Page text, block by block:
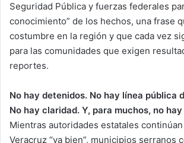
Seguridad Pública y fuerzas federales
conocimiento” de los hechos, una frase
costumbre en la región y que cada vez
para las comunidades que exigen
reportes.
No hay detenidos. No hay línea pública
No hay claridad. Y, para muchos, no
Mientras autoridades estatales
Veracruz “va bien”, municipios serranos